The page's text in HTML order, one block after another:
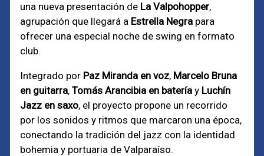
una nueva presentación de La Valpohopper,
agrupación que llegará a Estrella Negra para
ofrecer una especial noche de swing en formato
club.
Integrado por Paz Miranda en voz, Marcelo Bruna
en guitarra,Tomás Arancibia en batería y Luchín
Jazz en saxo, el proyecto propone un recorrido
por los sonidos y ritmos que marcaron una época,
conectando la tradición del jazz con la identidad
bohemia y portuaria de Valparaíso.